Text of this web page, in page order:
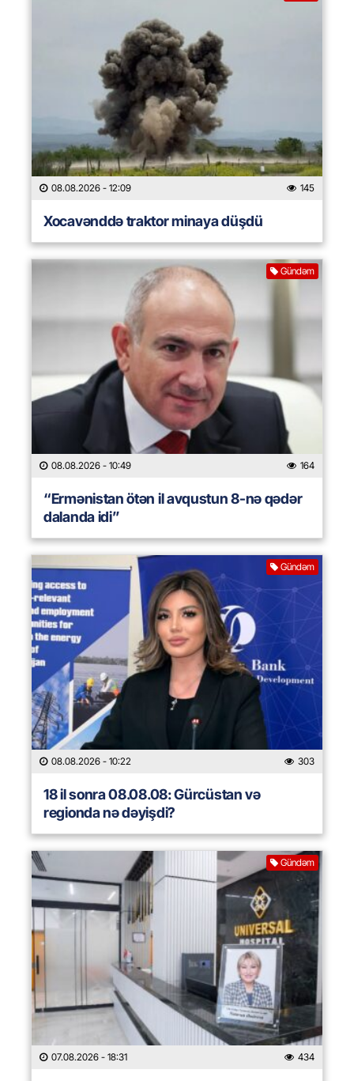
08.08.2026 - 12:09 145
Xocavənddə traktor minaya düşdü
Gündəm
08.08.2026 - 10:49 164
“Ermənistan ötən il avqustun 8-nə qədər
dalanda idi”
Gündəm
08.08.2026 - 10:22 303
18 il sonra 08.08.08: Gürcüstan və
regionda nə dəyişdi?
Gündəm
07.08.2026 - 18:31 434